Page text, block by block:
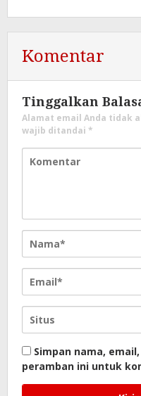
Komentar
Tinggalkan
Alamat email Anda tidak
wajib ditandai *
Simpan nama,
peramban ini untuk